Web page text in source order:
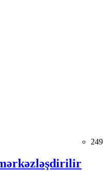
249